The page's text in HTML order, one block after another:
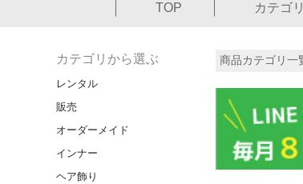
TOP カテゴリ
カテゴリから選ぶ
レンタル
販売
オーダーメイド
インナー
ヘア飾り
商品カテゴリ一